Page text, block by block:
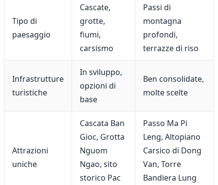
Tipo di
paesaggio
Cascate,
grotte,
fiumi,
carsismo
Passi di
montagna
profondi,
terrazze di riso
Infrastrutture
turistiche
In sviluppo,
opzioni di
base
Ben consolidate,
molte scelte
Attrazioni
uniche
Cascata Ban
Gioc, Grotta
Nguom
Ngao, sito
storico Pac
Passo Ma Pi
Leng, Altopiano
Carsico di Dong
Van, Torre
Bandiera Lung